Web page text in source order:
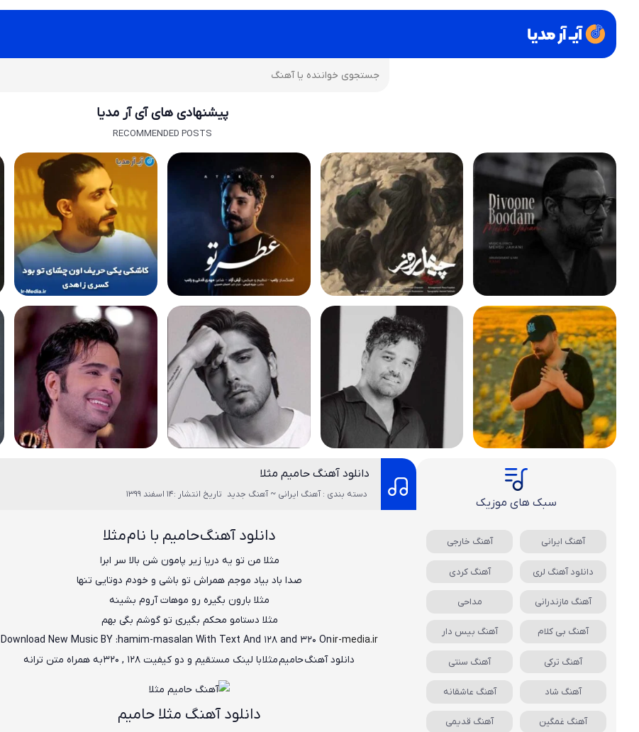
پیشنهادی های آی آر مدیا
RECOMMENDED POSTS
دانلود آهنگ حامیم مثلا
دسته بندی : آهنگ ایرانی ~ آهنگ جدید تاریخ انتشار :14 اسفند 1399
دانلود آهنگ حامیم با نام مثلا
مثلا من تو یه دریا زیر پامون شن بالا سر ابرا
صدا باد بیاد موجم همراش تو باشی و خودم دوتایی تنها
مثلا بارون بگیره رو موهات آروم بشینه
مثلا دستامو محکم بگیری تو گوشم بگی بهم
Download New Music BY :hamim-masalan With Text And 128 and 320 Onir-media.ir
دانلود آهنگ حامیم مثلابا لینک مستقیم و دو کیفیت ۱۲۸ , ۳۲۰به همراه متن ترانه
دانلود آهنگ مثلا حامیم
سبک های موزیک
آهنگ ایرانی آهنگ خارجی
دانلود آهنگ لری آهنگ کردی
آهنگ مازندرانی مداحی
آهنگ بی کلام آهنگ بیس دار
آهنگ ترکی آهنگ سنتی
آهنگ شاد آهنگ عاشقانه
آهنگ غمگین آهنگ قدیمی